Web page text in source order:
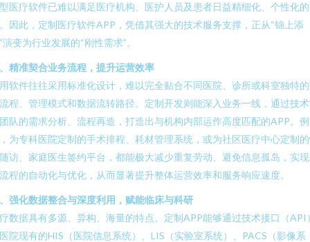
医疗软件已难以满足医疗机构、医护人员及患者日益精细化、个性化
因此，定制医疗软件APP，凭借其强大的技术服务支撑，正从“锦上添
演变为行业发展的“刚性需求”。
精准契合业务流程，提升运营效率
软件往往采用标准化设计，难以完全贴合不同医院、诊所或科室独特
程、管理模式和数据流转路径。定制开发则能深入业务一线，通过技
队的需求分析、流程再造，打造出与机构内部运作高度匹配的APP。例
为专科医院定制的手术排程、耗材管理系统，或为社区医疗中心定制
访、家庭医生签约平台，都能极大减少重复劳动、避免信息孤岛，实
程的自动化与优化，从而显著提升整体运营效率和服务响应速度。
强化数据整合与深度利用，赋能临床与科研
数据具有多源、异构、海量的特点。定制APP能够通过技术接口（API
院现有的HIS（医院信息系统）、LIS（实验室系统）、PACS（影像系